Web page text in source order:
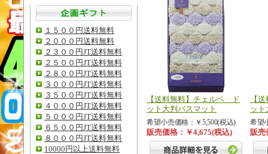
１５００円送料無料
２０００円送料無料
２３００円JT送料無料
２５００円JT送料無料
２８００円JT送料無料
３０００円JT送料無料
３５００円JT送料無料
４０００円JT送料無料
５０００円JT送料無料
６５００円JT送料無料
８０００円JT送料無料
10000円以上送料無料
【送料無料】チェルベ ド
ット大判バスマット
希望小売価格：￥5,500(税込)
販売価格：￥4,675(税込)
【
ッ
希望
販売